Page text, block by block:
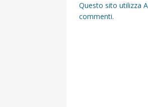
Questo sito utilizza
commenti.